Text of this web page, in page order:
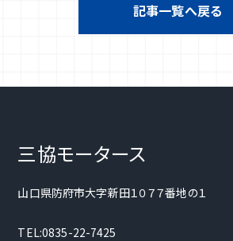
記事一覧へ戻る
三協モータース
山口県防府市大字新田１０７７番地の１
TEL:0835-22-7425